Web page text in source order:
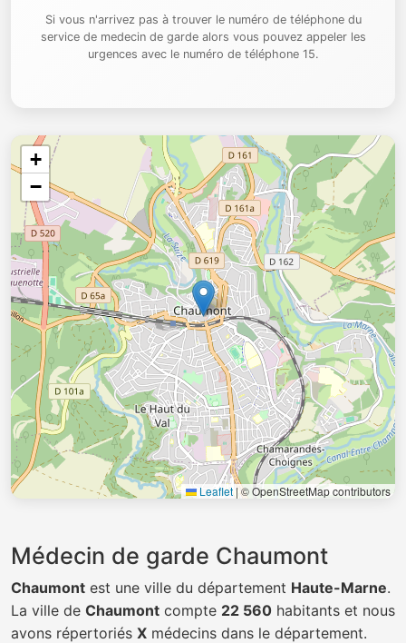
Si vous n'arrivez pas à trouver le numéro de téléphone du
service de medecin de garde alors vous pouvez appeler les
urgences avec le numéro de téléphone 15.
+
−
Leaflet| © OpenStreetMap contributors
Médecin de garde Chaumont
Chaumont est une ville du département Haute-Marne.
La ville de Chaumont compte 22 560 habitants et nous
avons répertoriés X médecins dans le département.